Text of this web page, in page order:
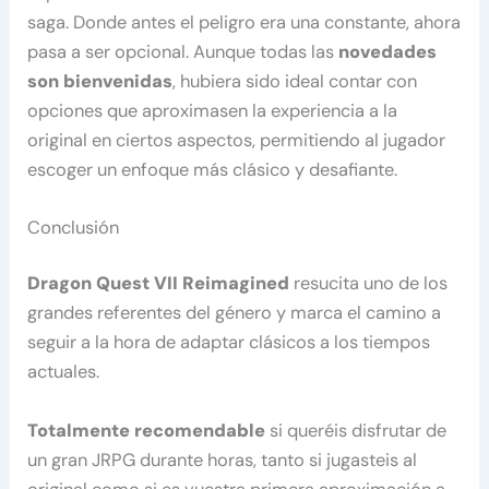
saga. Donde antes el peligro era una constante, ahora
pasa a ser opcional. Aunque todas las novedades
son bienvenidas, hubiera sido ideal contar con
opciones que aproximasen la experiencia a la
original en ciertos aspectos, permitiendo al jugador
escoger un enfoque más clásico y desafiante.
Conclusión
Dragon Quest VII Reimagined resucita uno de los
grandes referentes del género y marca el camino a
seguir a la hora de adaptar clásicos a los tiempos
actuales.
Totalmente recomendable si queréis disfrutar de
un gran JRPG durante horas, tanto si jugasteis al